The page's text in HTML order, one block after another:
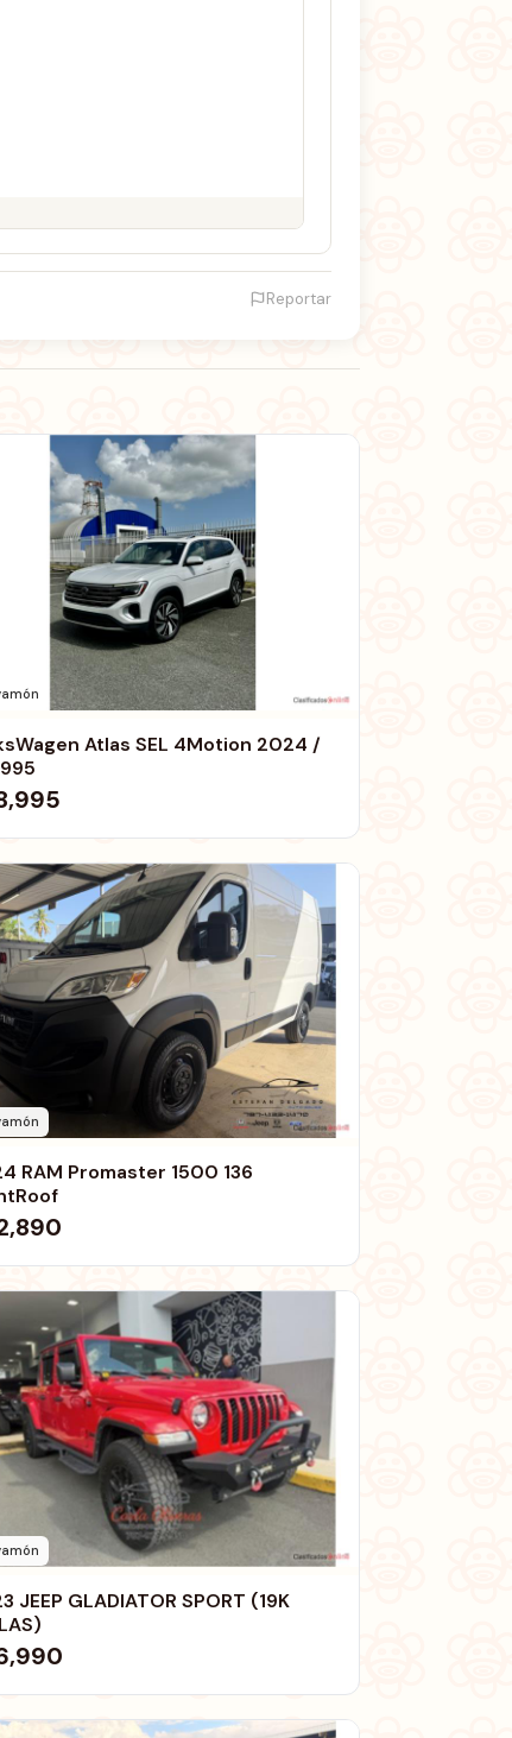
Reportar
Atlas SEL 4Motion 2024 /
RAM Promaster 1500 136
JEEP GLADIATOR SPORT (19K